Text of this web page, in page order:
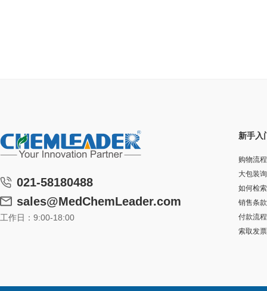
021-58180488
sales@MedChemLeader.com
工作日：9:00-18:00
新手入
购物流程
大包装
如何检索
销售条款
付款流程
索取发票